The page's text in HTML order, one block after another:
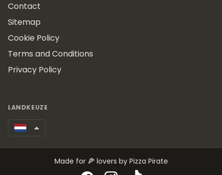
Contact
Sitemap
Cookie Policy
Terms and Conditions
Privacy Policy
LANDKEUZE
Made for 🍕 lovers by Pizza Pirate